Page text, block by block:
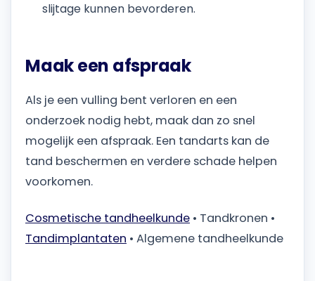
slijtage kunnen bevorderen.
Maak een afspraak
Als je een vulling bent verloren en een
onderzoek nodig hebt, maak dan zo snel
mogelijk een afspraak. Een tandarts kan de
tand beschermen en verdere schade helpen
voorkomen.
Cosmetische tandheelkunde • Tandkronen •
Tandimplantaten • Algemene tandheelkunde